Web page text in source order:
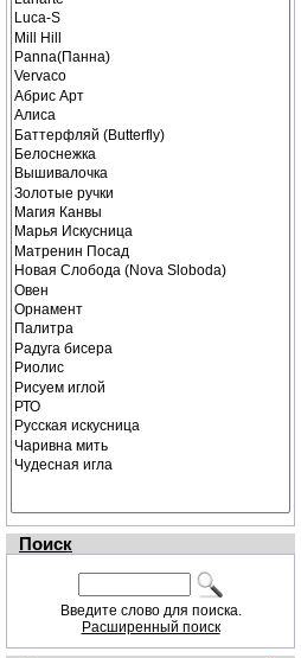
Поиск
Введите слово для поиска.
Расширенный поиск